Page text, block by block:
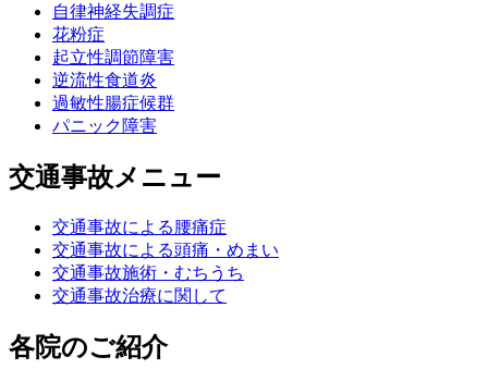
自律神経失調症
花粉症
起立性調節障害
逆流性食道炎
過敏性腸症候群
パニック障害
交通事故メニュー
交通事故による腰痛症
交通事故による頭痛・めまい
交通事故施術・むちうち
交通事故治療に関して
各院のご紹介